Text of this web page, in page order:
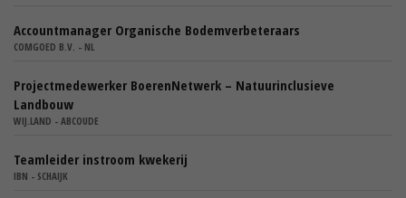
Accountmanager Organische Bodemverbeteraars
COMGOED B.V. - NL
Projectmedewerker BoerenNetwerk – Natuurinclusieve
Landbouw
WIJ.LAND - ABCOUDE
Teamleider instroom kwekerij
IBN - SCHAIJK